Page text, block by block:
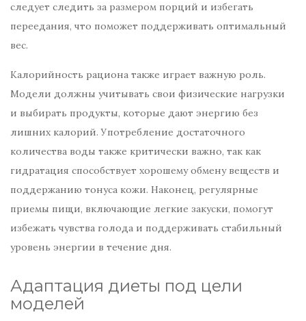
следует следить за размером порций и избегать
переедания, что поможет поддерживать оптимальный
вес.
Калорийность рациона также играет важную роль.
Модели должны учитывать свои физические нагрузки
и выбирать продукты, которые дают энергию без
лишних калорий. Употребление достаточного
количества воды также критически важно, так как
гидратация способствует хорошему обмену веществ и
поддержанию тонуса кожи. Наконец, регулярные
приемы пищи, включающие легкие закуски, помогут
избежать чувства голода и поддерживать стабильный
уровень энергии в течение дня.
Адаптация диеты под цели
моделей